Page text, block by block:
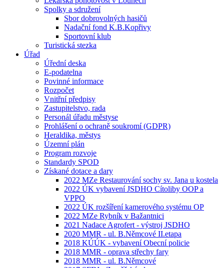
Spolky a sdružení
Sbor dobrovolných hasičů
Nadační fond K.B.Kopřivy
Sportovní klub
Turistická stezka
Úřad
Úřední deska
E-podatelna
Povinné informace
Rozpočet
Vnitřní předpisy
Zastupitelstvo, rada
Personál úřadu městyse
Prohlášení o ochraně soukromí (GDPR)
Heraldika, městys
Územní plán
Program rozvoje
Standardy SPOD
Získané dotace a dary
2022 MZe Restaurování sochy sv. Jana u kostela
2022 ÚK vybavení JSDHO Cítoliby OOP a
VPPO
2022 ÚK rozšíření kamerového systému OP
2022 MZe Rybník v Bažantnici
2021 Nadace Agrofert - výstroj JSDHO
2020 MMR - ul. B.Němcové II.etapa
2018 KÚÚK - vybavení Obecní policie
2018 MMR - oprava střechy fary
2018 MMR - ul. B.Němcové